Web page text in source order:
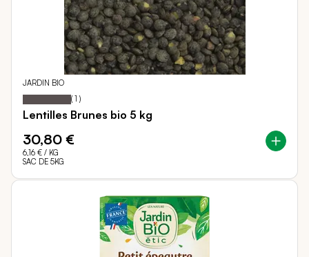
JARDIN BIO
Notation: 100
% of
( 1 )
Lentilles Brunes bio 5 kg
30,80 €
6,16 € / KG
SAC DE 5KG